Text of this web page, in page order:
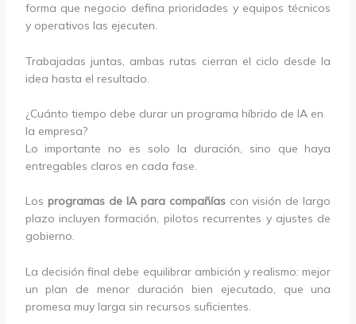
forma que negocio defina prioridades y equipos técnicos
y operativos las ejecuten.
Trabajadas juntas, ambas rutas cierran el ciclo desde la
idea hasta el resultado.
¿Cuánto tiempo debe durar un programa híbrido de IA en
la empresa?
Lo importante no es solo la duración, sino que haya
entregables claros en cada fase.
Los programas de IA para compañíascon visión de largo
plazo incluyen formación, pilotos recurrentes y ajustes de
gobierno.
La decisión final debe equilibrar ambición y realismo: mejor
un plan de menor duración bien ejecutado, que una
promesa muy larga sin recursos suficientes.